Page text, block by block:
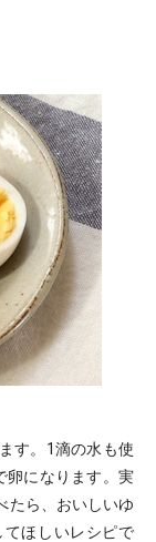
す。1滴の水も使
卵になります。実
たら、おいしいゆ
ほしいレシピで